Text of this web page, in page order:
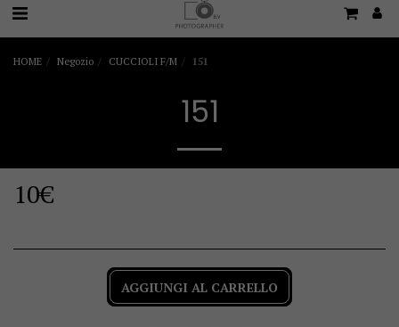
HOME Negozio CUCCIOLI F/M 151
151
10€
AGGIUNGI AL CARRELLO